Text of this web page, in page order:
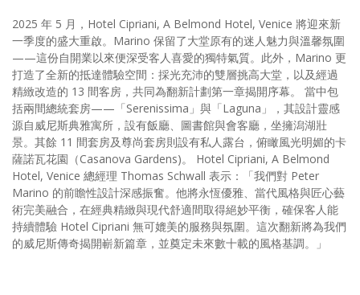
2025 年 5 月，Hotel Cipriani, A Belmond Hotel, Venice 將迎來新
一季度的盛大重啟。Marino 保留了大堂原有的迷人魅力與溫馨氛圍
——這份自開業以來便深受客人喜愛的獨特氣質。此外，Marino 更
打造了全新的抵達體驗空間：採光充沛的雙層挑高大堂，以及經過
精緻改造的 13 間客房，共同為翻新計劃第一章揭開序幕。 當中包
括兩間總統套房——「Serenissima」與「Laguna」，其設計靈感
源自威尼斯典雅寓所，設有飯廳、圖書館與會客廳，坐擁潟湖壯
景。其餘 11 間套房及尊尚套房則設有私人露台，俯瞰風光明媚的卡
薩諾瓦花園（Casanova Gardens)。 Hotel Cipriani, A Belmond
Hotel, Venice 總經理 Thomas Schwall 表示：「我們對 Peter
Marino 的前瞻性設計深感振奮。他將永恆優雅、當代風格與匠心藝
術完美融合，在經典精緻與現代舒適間取得絕妙平衡，確保客人能
持續體驗 Hotel Cipriani 無可媲美的服務與氛圍。這次翻新將為我們
的威尼斯傳奇揭開嶄新篇章，並奠定未來數十載的風格基調。」